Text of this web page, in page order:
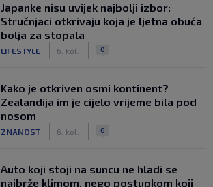
Japanke nisu uvijek najbolji izbor:
Stručnjaci otkrivaju koja je ljetna obuća
bolja za stopala
LIFESTYLE 6. kol. 0
Kako je otkriven osmi kontinent?
Zealandija im je cijelo vrijeme bila pod
nosom
ZNANOST 6. kol. 0
Auto koji stoji na suncu ne hladi se
najbrže klimom, nego postupkom koji